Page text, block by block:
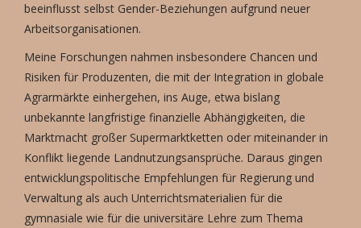
beeinflusst selbst Gender-Beziehungen aufgrund neuer
Arbeitsorganisationen.
Meine Forschungen nahmen insbesondere Chancen und
Risiken für Produzenten, die mit der Integration in globale
Agrarmärkte einhergehen, ins Auge, etwa bislang
unbekannte langfristige finanzielle Abhängigkeiten, die
Marktmacht großer Supermarktketten oder miteinander in
Konflikt liegende Landnutzungsansprüche. Daraus gingen
entwicklungspolitische Empfehlungen für Regierung und
Verwaltung als auch Unterrichtsmaterialien für die
gymnasiale wie für die universitäre Lehre zum Thema